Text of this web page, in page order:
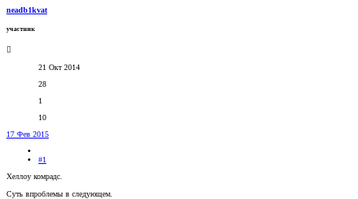
neadb1kvat
участник
21 Окт 2014
28
1
10
17 Фев 2015
#1
Хеллоу комрадс.
Суть впроблемы в следующем.